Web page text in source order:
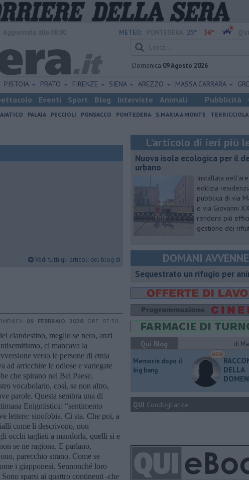
METEO: 25° 36°
Domenica 09 Agosto 2026
PISTOIA PRATO FIRENZE SIENA AREZZO MASSA CARRARA
Eventi Sport Blog Interviste Animali Pubblicità
PALAIA PECCIOLI PONSACCO PONTEDERA S.MARIA A MONTE
TERRICCIOLA
Vedi tutti gli articoli del blog di
09 FEBBRAIO 2020 ORE 07:30
clandestino, meglio se nero, anzi
ci mancava la
verso le persone di etnia
ad arricchire le odiose e variegate
che spirano nel Bel Paese.
vocabolario, così, se non altro,
parole. Questa sembra una di
Enigmistica: “sentimento
lettere: sinofobia. Ci sta. Che poi, a
come li descrivono, non
occhi tagliati a mandorla, quelli sì e
se ne ragiona. E parlano,
parecchio strano. Come se
i giapponesi. Sennonché loro
sparsi ai quattro continenti -che
L'articolo di ieri più
Nuova isola ecologica per il
urbano
Installata
edilizia
pubblica di via
e via Giovanni
rendere più
gestione dei
DOMANI AVVENNE
Sequestrato un rifugio per
Qui Blog
di
Memorie dopo il
big bang
DELLA
QUI Condoglianze